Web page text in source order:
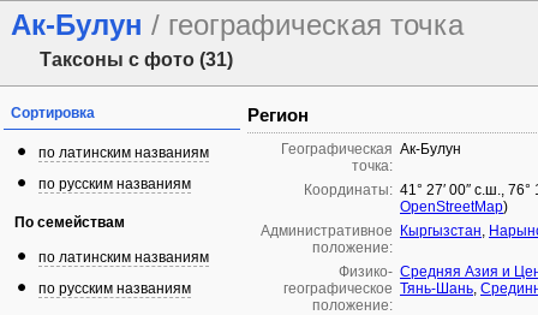
Ак-Булун / географическая точка
Таксоны с фото (31)
Сортировка
по латинским названиям
по русским названиям
По семействам
по латинским названиям
по русским названиям
Регион
Географическая
точка:
Ак-Булун
Координаты: 41° 27′ 00″ с.ш.,
OpenStreetMap)
Административное
положение:
Кыргызстан,
Физико-
географическое
положение:
Средняя Азия и
Тянь-Шань,